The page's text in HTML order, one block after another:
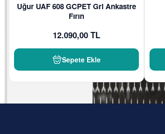
Uğur UAF 608 GCPET Gri Ankastre
Fırın
12.090,00 TL
Sepete Ekle